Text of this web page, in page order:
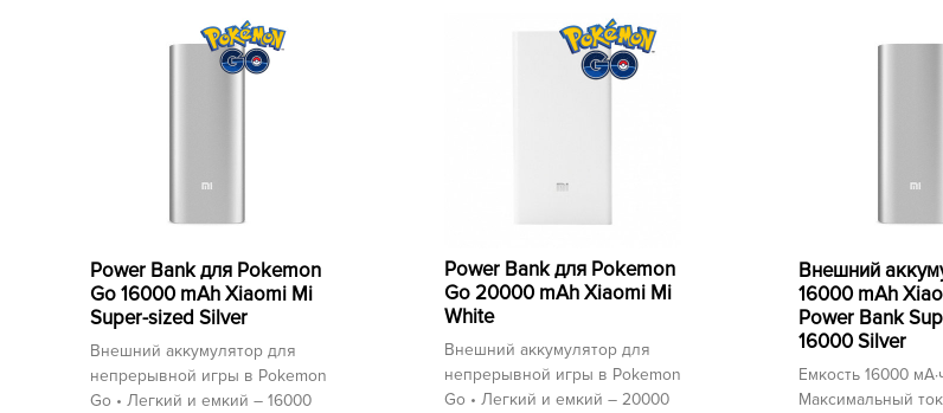
Power Bank для Pokemon
Go 16000 mAh Xiaomi Mi
Super-sized Silver
Внешний аккумулятор для
непрерывной игры в Pokemon
Go • Легкий и емкий – 16000
Power Bank для Pokemon
Go 20000 mAh Xiaomi Mi
White
Внешний аккумулятор для
непрерывной игры в Pokemon
Go • Легкий и емкий – 20000
Внешний
16000 mAh
Power Bank
16000 Silver
Емкость 16000
Максимальный